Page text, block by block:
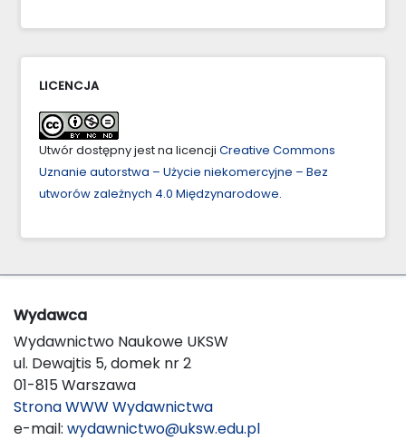
LICENCJA
Utwór dostępny jest na licencji Creative Commons
Uznanie autorstwa – Użycie niekomercyjne – Bez
utworów zależnych 4.0 Międzynarodowe.
Wydawca
Wydawnictwo Naukowe UKSW
ul. Dewajtis 5, domek nr 2
01-815 Warszawa
Strona WWW Wydawnictwa
e-mail: wydawnictwo@uksw.edu.pl